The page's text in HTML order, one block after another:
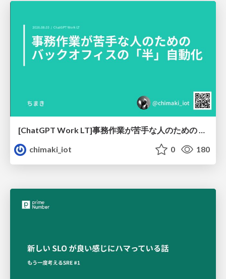
[ChatGPT Work LT]事務作業が苦手な人のための バックオフィスの「半」自動化
chimaki_iot
0 180